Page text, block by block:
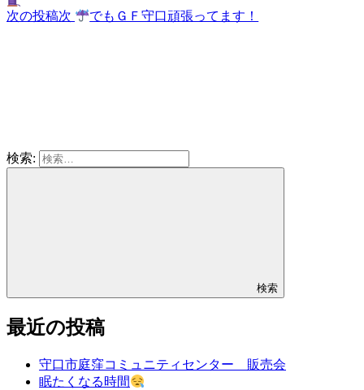
次の投稿次 でもＧＦ守口頑張ってます！
検索:
検索
最近の投稿
守口市庭窪コミュニティセンター 販売会
眠たくなる時間